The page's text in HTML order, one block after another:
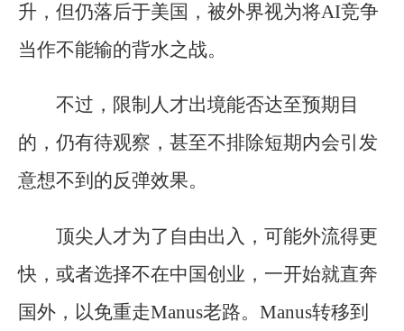
升，但仍落后于美国，被外界视为将AI竞争
当作不能输的背水之战。
不过，限制人才出境能否达至预期目
的，仍有待观察，甚至不排除短期内会引发
意想不到的反弹效果。
顶尖人才为了自由出入，可能外流得更
快，或者选择不在中国创业，一开始就直奔
国外，以免重走Manus老路。Manus转移到